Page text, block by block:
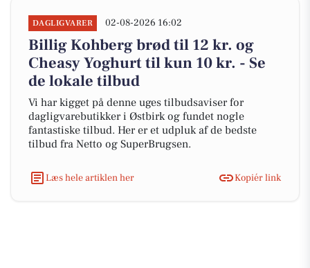
DAGLIGVARER 02-08-2026 16:02
Billig Kohberg brød til 12 kr. og
Cheasy Yoghurt til kun 10 kr. - Se
de lokale tilbud
Vi har kigget på denne uges tilbudsaviser for
dagligvarebutikker i Østbirk og fundet nogle
fantastiske tilbud. Her er et udpluk af de bedste
tilbud fra Netto og SuperBrugsen.
Læs hele artiklen her Kopiér link